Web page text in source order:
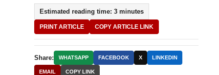
Estimated reading time: 3 minutes
PRINT ARTICLE COPY ARTICLE LINK
Share: WHATSAPP FACEBOOK X LINKEDIN
EMAIL COPY LINK